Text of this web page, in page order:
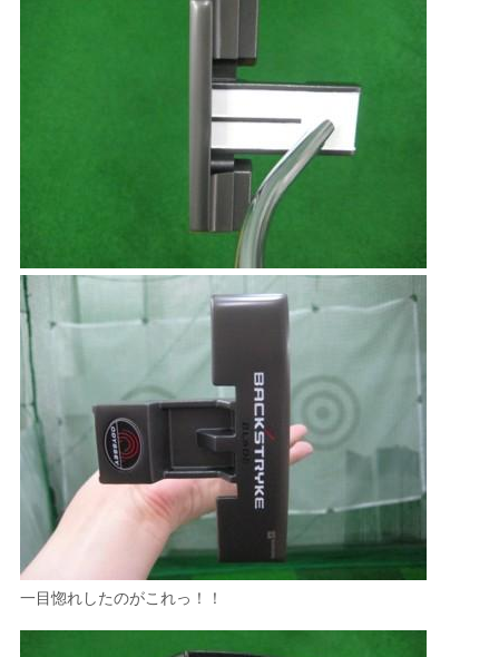
一目惚れしたのがこれっ！！